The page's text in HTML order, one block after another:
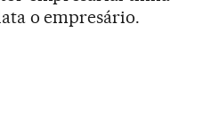
o empresário.